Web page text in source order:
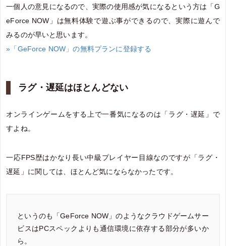
一個人の意見になるので、実際の使用感が気になるという方は「G
eForce NOW」は無料体験で遊ぶ事ができるので、実際に遊んで
みるのが早いと思います。
»「GeForce NOW」の無料プランに登録する
ラグ・遅延はほとんどない
オンラインゲームをする上で一番気になるのは「ラグ・遅延」で
すよね。
一応FPS歴はかなり長い中級プレイヤー目線なのですが「ラグ・
遅延」に関しては、ほとんど気にならなかったです。
というのも「GeForce NOW」のようなクラウドゲームサー
ビスはPCスペックよりも通信環境に依存する部分が多いか
ら。